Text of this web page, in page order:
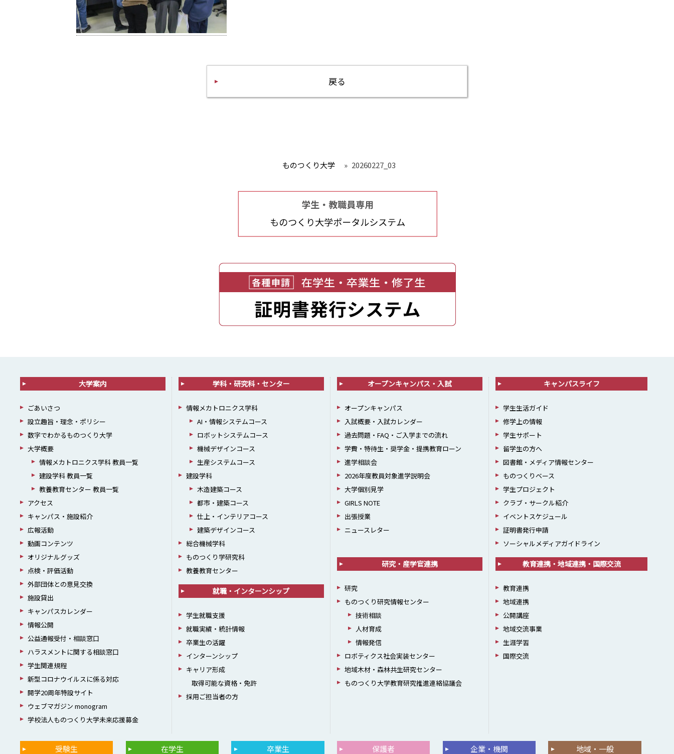
戻る
ものつくり大学 » 20260227_03
大学案内
ごあいさつ
設立趣旨・理念・ポリシー
数字でわかるものつくり大学
大学概要
情報メカトロニクス学科 教員一覧
建設学科 教員一覧
教養教育センター 教員一覧
アクセス
キャンパス・施設紹介
広報活動
動画コンテンツ
オリジナルグッズ
点検・評価活動
外部団体との意見交換
施設貸出
キャンパスカレンダー
情報公開
公益通報受付・相談窓口
ハラスメントに関する相談窓口
学生関連規程
新型コロナウイルスに係る対応
開学20周年特設サイト
ウェブマガジン monogram
学校法人ものつくり大学未来応援募金
学科・研究科・センター
情報メカトロニクス学科
AI・情報システムコース
ロボットシステムコース
機械デザインコース
生産システムコース
建設学科
木造建築コース
都市・建築コース
仕上・インテリアコース
建築デザインコース
総合機械学科
ものつくり学研究科
教養教育センター
就職・インターンシップ
学生就職支援
就職実績・統計情報
卒業生の活躍
インターンシップ
キャリア形成
取得可能な資格・免許
採用ご担当者の方
オープンキャンパス・入試
オープンキャンパス
入試概要・入試カレンダー
過去問題・FAQ・ご入学までの流れ
学費・特待生・奨学金・提携教育ローン
進学相談会
2026年度教員対象進学説明会
大学個別見学
GIRLS NOTE
出張授業
ニュースレター
研究・産学官連携
研究
ものつくり研究情報センター
技術相談
人材育成
情報発信
ロボティクス社会実装センター
地域木材・森林共生研究センター
ものつくり大学教育研究推進連絡協議会
キャンパスライフ
学生生活ガイド
修学上の情報
学生サポート
留学生の方へ
図書館・メディア情報センター
ものつくりベース
学生プロジェクト
クラブ・サークル紹介
イベントスケジュール
証明書発行申請
ソーシャルメディアガイドライン
教育連携・地域連携・国際交流
教育連携
地域連携
公開講座
地域交流事業
生涯学習
国際交流
受験生 在学生 卒業生 保護者 企業・機関 地域・一般